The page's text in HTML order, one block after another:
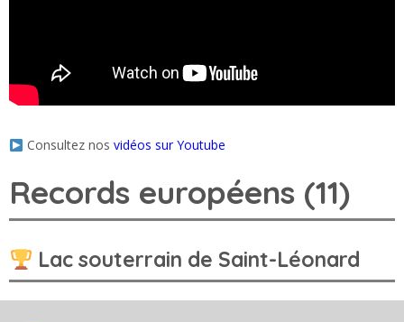
Consultez nos vidéos sur Youtube
Records européens (11)
Lac souterrain de Saint-Léonard